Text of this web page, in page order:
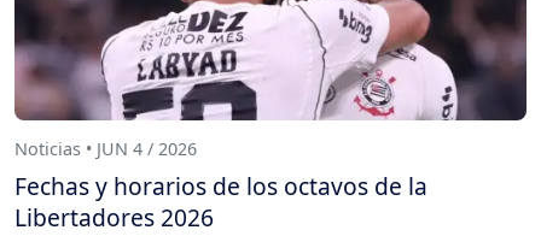
Noticias • JUN 4 / 2026
Fechas y horarios de los octavos de la
Libertadores 2026